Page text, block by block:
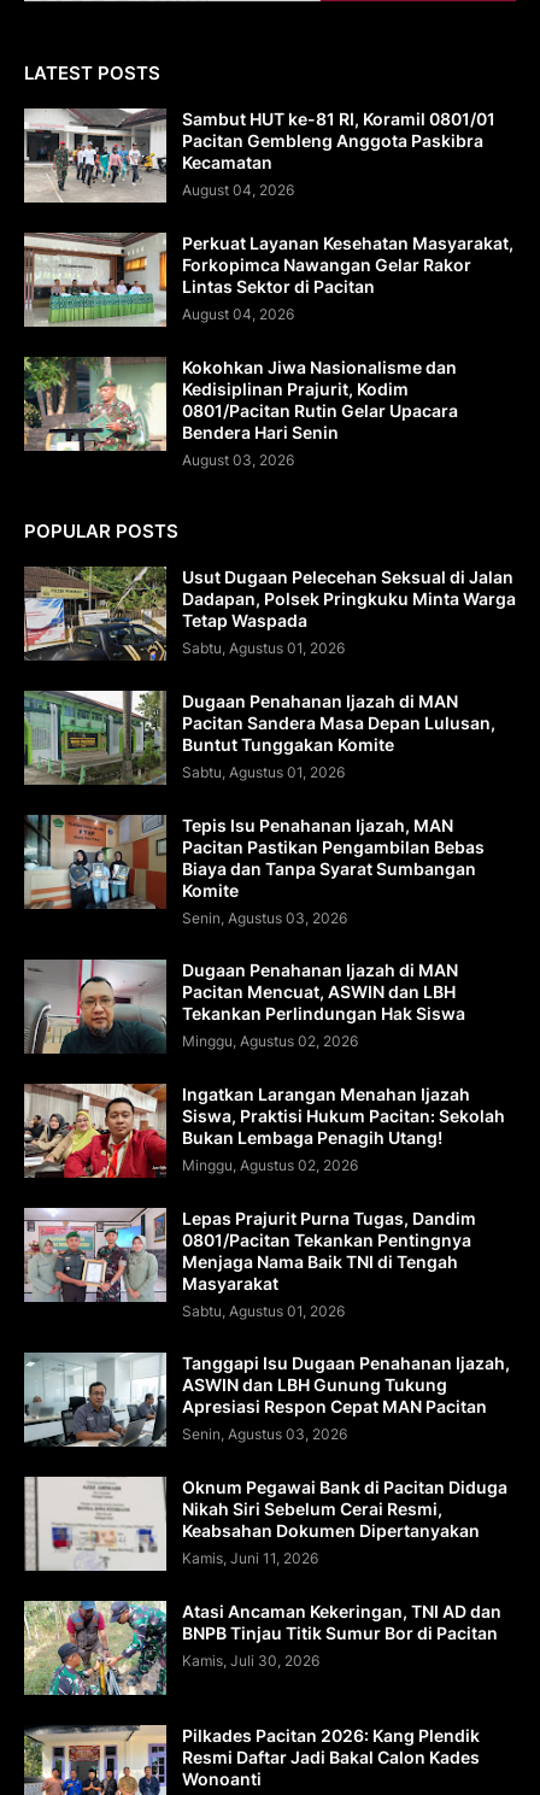
LATEST POSTS
Sambut HUT ke-81 RI, Koramil 0801/01
Pacitan Gembleng Anggota Paskibra
Kecamatan
August 04, 2026
Perkuat Layanan Kesehatan Masyarakat,
Forkopimca Nawangan Gelar Rakor
Lintas Sektor di Pacitan
August 04, 2026
Kokohkan Jiwa Nasionalisme dan
Kedisiplinan Prajurit, Kodim
0801/Pacitan Rutin Gelar Upacara
Bendera Hari Senin
August 03, 2026
POPULAR POSTS
Usut Dugaan Pelecehan Seksual di Jalan
Dadapan, Polsek Pringkuku Minta Warga
Tetap Waspada
Sabtu, Agustus 01, 2026
Dugaan Penahanan Ijazah di MAN
Pacitan Sandera Masa Depan Lulusan,
Buntut Tunggakan Komite
Sabtu, Agustus 01, 2026
Tepis Isu Penahanan Ijazah, MAN
Pacitan Pastikan Pengambilan Bebas
Biaya dan Tanpa Syarat Sumbangan
Komite
Senin, Agustus 03, 2026
Dugaan Penahanan Ijazah di MAN
Pacitan Mencuat, ASWIN dan LBH
Tekankan Perlindungan Hak Siswa
Minggu, Agustus 02, 2026
Ingatkan Larangan Menahan Ijazah
Siswa, Praktisi Hukum Pacitan: Sekolah
Bukan Lembaga Penagih Utang!
Minggu, Agustus 02, 2026
Lepas Prajurit Purna Tugas, Dandim
0801/Pacitan Tekankan Pentingnya
Menjaga Nama Baik TNI di Tengah
Masyarakat
Sabtu, Agustus 01, 2026
Tanggapi Isu Dugaan Penahanan Ijazah,
ASWIN dan LBH Gunung Tukung
Apresiasi Respon Cepat MAN Pacitan
Senin, Agustus 03, 2026
Oknum Pegawai Bank di Pacitan Diduga
Nikah Siri Sebelum Cerai Resmi,
Keabsahan Dokumen Dipertanyakan
Kamis, Juni 11, 2026
Atasi Ancaman Kekeringan, TNI AD dan
BNPB Tinjau Titik Sumur Bor di Pacitan
Kamis, Juli 30, 2026
Pilkades Pacitan 2026: Kang Plendik
Resmi Daftar Jadi Bakal Calon Kades
Wonoanti